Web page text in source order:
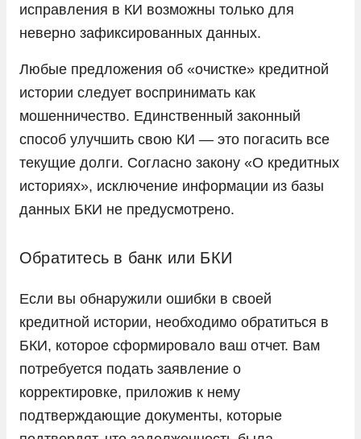
исправления в КИ возможны только для
неверно зафиксированных данных.
Любые предложения об «очистке» кредитной
истории следует воспринимать как
мошенничество. Единственный законный
способ улучшить свою КИ — это погасить все
текущие долги. Согласно закону «О кредитных
историях», исключение информации из базы
данных БКИ не предусмотрено.
Обратитесь в банк или БКИ
Если вы обнаружили ошибки в своей
кредитной истории, необходимо обратиться в
БКИ, которое сформировало ваш отчет. Вам
потребуется подать заявление о
корректировке, приложив к нему
подтверждающие документы, которые